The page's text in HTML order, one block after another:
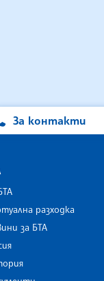
За контакти
разходка
за БТА